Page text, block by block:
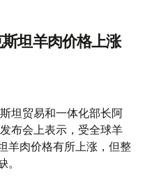
坦羊肉价格上涨
坦贸易和一体化部长阿
布会上表示，受全球羊
羊肉价格有所上涨，但整